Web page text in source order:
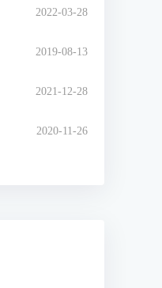
2022-03-28
2019-08-13
2021-12-28
2020-11-26